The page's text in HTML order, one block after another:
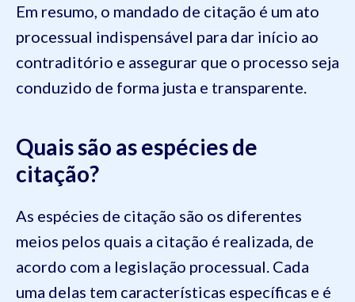
Em resumo, o mandado de citação é um ato
processual indispensável para dar início ao
contraditório e assegurar que o processo seja
conduzido de forma justa e transparente.
Quais são as espécies de
citação?
As espécies de citação são os diferentes
meios pelos quais a citação é realizada, de
acordo com a legislação processual. Cada
uma delas tem características específicas e é